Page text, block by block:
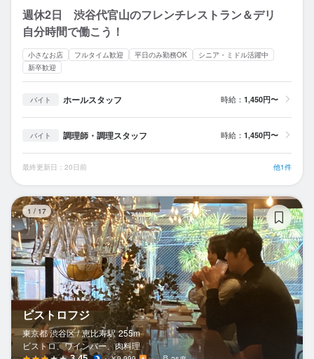
週休2日 渋谷代官山のフレンチレストラン＆デリ
自分時間で働こう！
小さなお店 フルタイム歓迎 平日のみ勤務OK
シニア・ミドル活躍中
新卒歓迎
バイト ホールスタッフ 時給： 1,450円〜
バイト 調理師・調理スタッフ 時給： 1,450円〜
最終更新日：20日前 他1件
1 / 17
ビストロフジ
東京都 渋谷区 / 恵比寿駅 255m
ビストロ、ワインバー、肉料理